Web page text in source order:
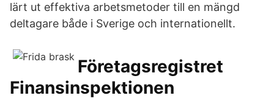
lärt ut effektiva arbetsmetoder till en mängd
deltagare både i Sverige och internationellt.
Företagsregistret
Finansinspektionen